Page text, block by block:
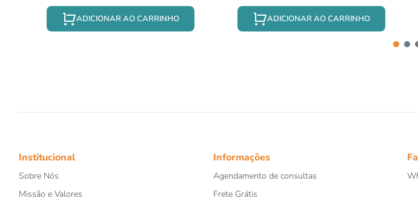
ADICIONAR AO CARRINHO ADICIONAR AO CARRINHO
Institucional
Sobre Nós
Missão e Valores
Informações
Agendamento de consultas
Frete Grátis